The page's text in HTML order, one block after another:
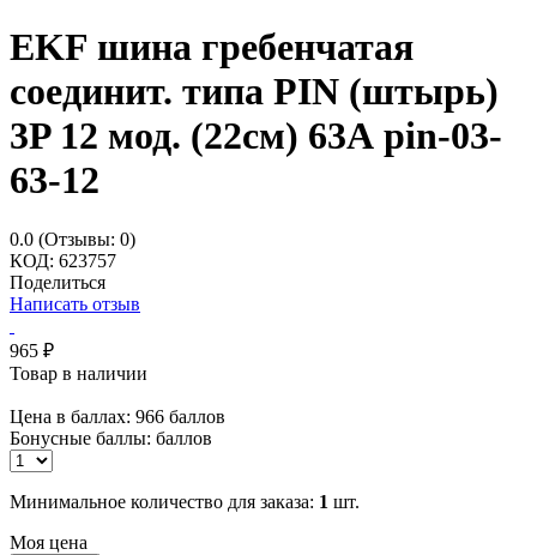
EKF шина гребенчатая
соединит. типа PIN (штырь)
3P 12 мод. (22см) 63А pin-03-
63-12
0.0 (Отзывы: 0)
КОД: 623757
Поделиться
Написать отзыв
965 ₽
Товар в наличии
Цена в баллах: 966 баллов
Бонусные баллы: баллов
Минимальное количество для заказа: 1 шт.
Моя цена